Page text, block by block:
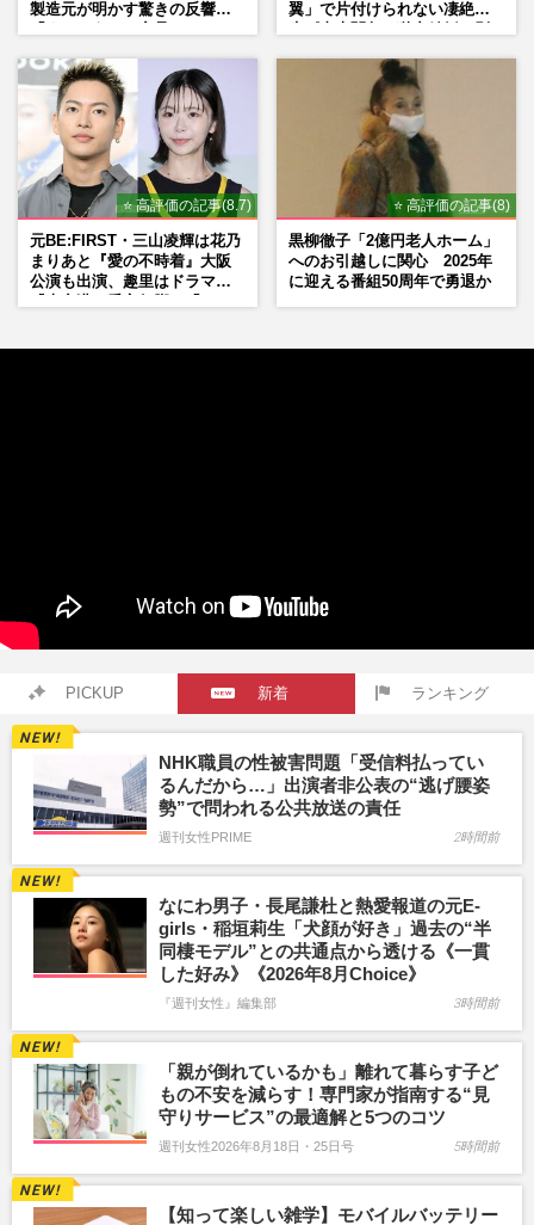
製造元が明かす驚きの反響
翼」で片付けられない凄絶半
⭐ 高評価の記事(8.7)
元BE:FIRST・三山凌輝は花乃
まりあと『愛の不時着』大阪
公演も出演、趣里はドラマ
⭐ 高評価の記事(8)
黒柳徹子「2億円老人ホーム」
へのお引越しに関心 2025年
に迎える番組50周年で勇退か
PICKUP 新着 ランキング
NHK職員の性被害問題「受信料払ってい
るんだから…」出演者非公表の“逃げ腰姿
勢”で問われる公共放送の責任
週刊女性PRIME 2時間前
なにわ男子・長尾謙杜と熱愛報道の元E-
girls・稲垣莉生「犬顔が好き」過去の“半
同棲モデル”との共通点から透ける《一貫
した好み》《2026年8月Choice》
『週刊女性』編集部 3時間前
「親が倒れているかも」離れて暮らす子ど
もの不安を減らす！専門家が指南する“見
守りサービス”の最適解と5つのコツ
週刊女性2026年8月18日・25日号 5時間前
【知って楽しい雑学】モバイルバッテリー